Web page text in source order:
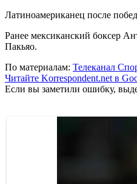
Латиноамериканец после
Ранее мексиканский боксер
Пакьяо.
По материалам: Телеканал
Читайте Korrespondent.net в
Если вы заметили ошибку,